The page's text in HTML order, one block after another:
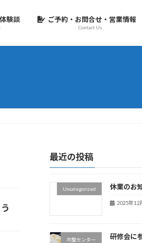
験談 ご予約・お問合せ・営業情報
Contact Us
最近の投稿
Uncategorized 休業のお
2025年12
均整センター 研修会に